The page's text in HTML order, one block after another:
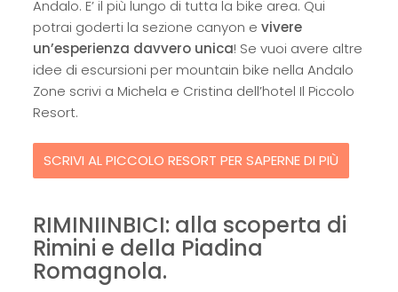
Andalo. E’ il più lungo di tutta la bike area. Qui
potrai goderti la sezione canyon e vivere
un’esperienza davvero unica! Se vuoi avere altre
idee di escursioni per mountain bike nella Andalo
Zone scrivi a Michela e Cristina dell’hotel Il Piccolo
Resort.
SCRIVI AL PICCOLO RESORT PER SAPERNE DI PIÙ
RIMINIINBICI: alla scoperta di
Rimini e della Piadina
Romagnola.